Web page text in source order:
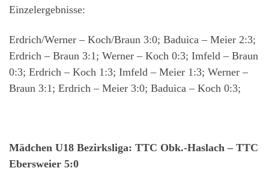
Einzelergebnisse:
Erdrich/Werner – Koch/Braun 3:0; Baduica – Meier 2:3;
Erdrich – Braun 3:1; Werner – Koch 0:3; Imfeld – Braun
0:3; Erdrich – Koch 1:3; Imfeld – Meier 1:3; Werner –
Braun 3:1; Erdrich – Meier 3:0; Baduica – Koch 0:3;
Mädchen U18 Bezirksliga: TTC Obk.-Haslach – TTC
Ebersweier 5:0